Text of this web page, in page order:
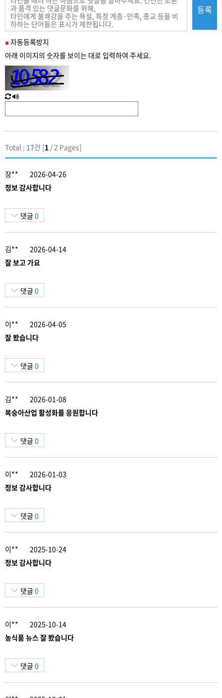
필
수
력
자동등록방지
아래 이미지의 숫자를 보이는 대로 입력하여 주세요.
새
로
침
한
글
성
등록
Total : 17건 [1 / 2 Pages]
장**
2026-04-26
정보 감사합니다
댓글 0
김**
2026-04-14
잘 보고 가요
댓글 0
이**
2026-04-05
잘 봤습니다
댓글 0
김**
2026-01-08
복숭아산업 활성화를 응원합니다
댓글 0
이**
2026-01-03
정보 감사합니다
댓글 0
이**
2025-10-24
정보 감사합니다
댓글 0
이**
2025-10-14
농식품 뉴스 잘 봤습니다
댓글 0